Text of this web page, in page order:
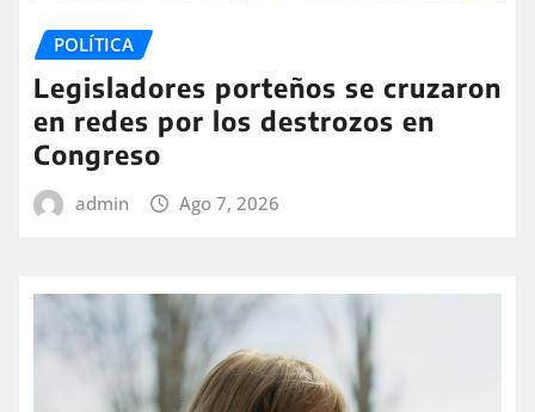
POLÍTICA
Legisladores porteños se cruzaron
en redes por los destrozos en
Congreso
admin Ago 7, 2026